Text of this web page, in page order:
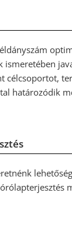
ismeretében
célcsoportot,
határozódik